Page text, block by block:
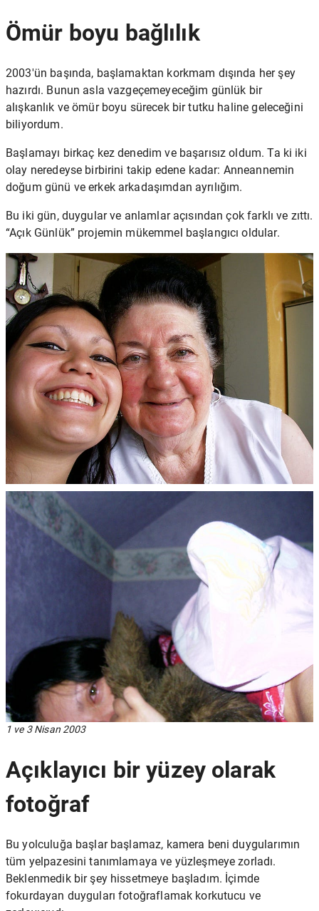
Ömür boyu bağlılık
2003'ün başında, başlamaktan korkmam dışında her şey
hazırdı. Bunun asla vazgeçemeyeceğim günlük bir
alışkanlık ve ömür boyu sürecek bir tutku haline geleceğini
biliyordum.
Başlamayı birkaç kez denedim ve başarısız oldum. Ta ki iki
olay neredeyse birbirini takip edene kadar: Anneannemin
doğum günü ve erkek arkadaşımdan ayrılığım.
Bu iki gün, duygular ve anlamlar açısından çok farklı ve zıttı.
“Açık Günlük” projemin mükemmel başlangıcı oldular.
1 ve 3 Nisan 2003
Açıklayıcı bir yüzey olarak
fotoğraf
Bu yolculuğa başlar başlamaz, kamera beni duygularımın
tüm yelpazesini tanımlamaya ve yüzleşmeye zorladı.
Beklenmedik bir şey hissetmeye başladım. İçimde
fokurdayan duyguları fotoğraflamak korkutucu ve